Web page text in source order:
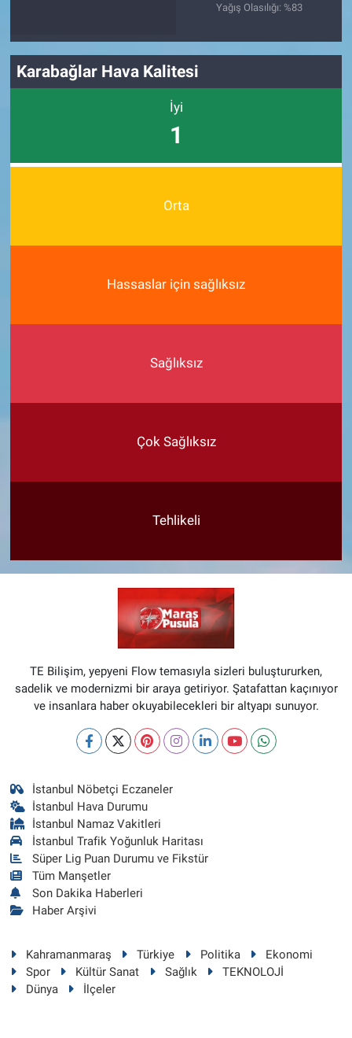
Yağış Olasılığı: %83
Karabağlar Hava Kalitesi
İyi
1
Orta
Hassaslar için sağlıksız
Sağlıksız
Çok Sağlıksız
Tehlikeli
TE Bilişim, yepyeni Flow temasıyla sizleri buluştururken,
sadelik ve modernizmi bir araya getiriyor. Şatafattan kaçınıyor
ve insanlara haber okuyabilecekleri bir altyapı sunuyor.
İstanbul Nöbetçi Eczaneler
İstanbul Hava Durumu
İstanbul Namaz Vakitleri
İstanbul Trafik Yoğunluk Haritası
Süper Lig Puan Durumu ve Fikstür
Tüm Manşetler
Son Dakika Haberleri
Haber Arşivi
Kahramanmaraş Türkiye Politika
Ekonomi
Spor
Kültür Sanat Sağlık
TEKNOLOJİ
Dünya
İlçeler